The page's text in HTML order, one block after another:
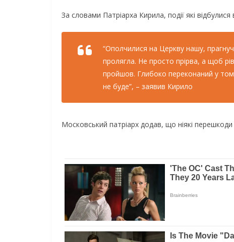
За словами Патріарха Кирила, події які відбулися
“Ополчилися на Церкву нашу,
пролягла. Не просто прірва, а щоб
пройшов. Глибоко переконаний у
не буде”, – заявив Кирило
Московський патріарх додав, що ніякі